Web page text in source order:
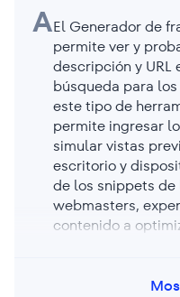
AEl Generador de
permite ver y
descripción y URL
búsqueda para
este tipo de
permite ingresar
simular vistas
escritorio y
de los snippets de
webmasters,
contenido a
las visitas, y